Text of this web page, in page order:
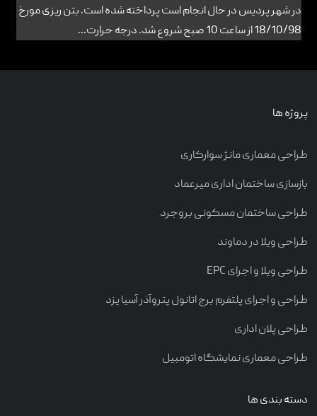
در شهر پردیس در حال انجام است پرداخته شده است. بتن ریزی مورخ
18/10/98 از ساعت 10 صبح شروع شد. درجه حرارت...
پروژه ها
طراحی معماری مانژ سوارکاری
بازسازی ساختمان اداری میرعماد
طراحی ساختمان مسکونی بروجرد
طراحی ویلا در دماوند
طراحی ویلا و اجرای EPC
طراحی و اجرای پلتفرم برج اتانول پتروآذر آسیا یزد
طراحی پلان اداری
طراحی معماری نمایشگاه اتومبیل
دسته بندی ها